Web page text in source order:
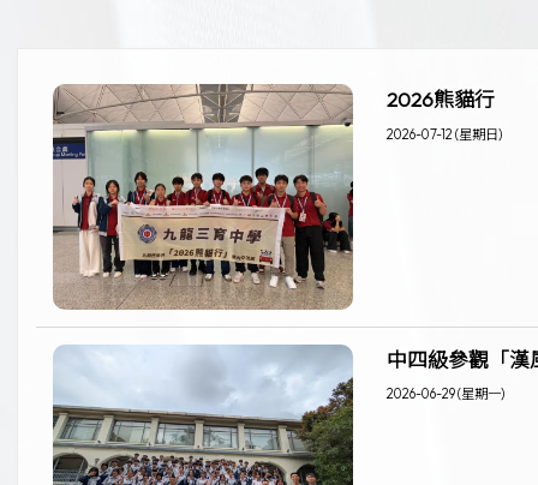
2026熊貓行
2026-07-12 (星期日)
中四級參觀「漢
2026-06-29 (星期一)